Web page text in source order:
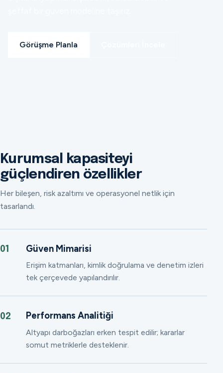
Görüşme Planla
Kurumsal kapasiteyi
güçlendiren özellikler
Her bileşen, risk azaltımı ve operasyonel netlik için
tasarlandı.
01 Güven Mimarisi
Erişim katmanları, kimlik doğrulama ve denetim izleri
tek çerçevede yapılandırılır.
02 Performans Analitiği
Altyapı darboğazları erken tespit edilir; kararlar
somut metriklerle desteklenir.